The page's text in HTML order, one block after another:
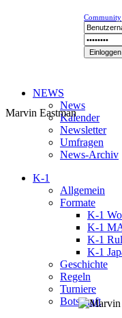
Community
NEWS
News
Kalender
Newsletter
Umfragen
News-Archiv
K-1
Allgemein
Formate
K-1
K-1
K-1
K-1
Geschichte
Regeln
Turniere
Botschaft
Marvin Eastman